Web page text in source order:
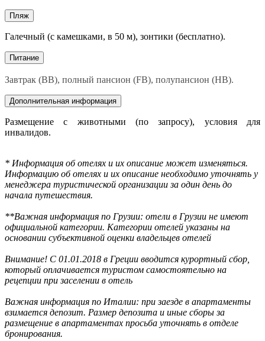
Пляж
Галечный (с камешками, в 50 м), зонтики (бесплатно).
Питание
Завтрак (BB), полный пансион (FB), полупансион (HB).
Дополнительная информация
Размещение с животными (по запросу), условия для
инвалидов.
* Информация об отелях и их описание может изменяться.
Информацию об отелях и их описание необходимо уточнять у
менеджера туристической организации за один день до
начала путешествия.
**Важная информация по Грузии: отели в Грузии не имеют
официальной категории. Категории отелей указаны на
основании субъективной оценки владельцев отелей
Внимание! С 01.01.2018 в Греции вводится курортный сбор,
который оплачивается туристом самостоятельно на
рецепции при заселении в отель
Важная информация по Италии: при заезде в апартаменты
взимается депозит. Размер депозита и иные сборы за
размещение в апартаментах просьба уточнять в отделе
бронирования.